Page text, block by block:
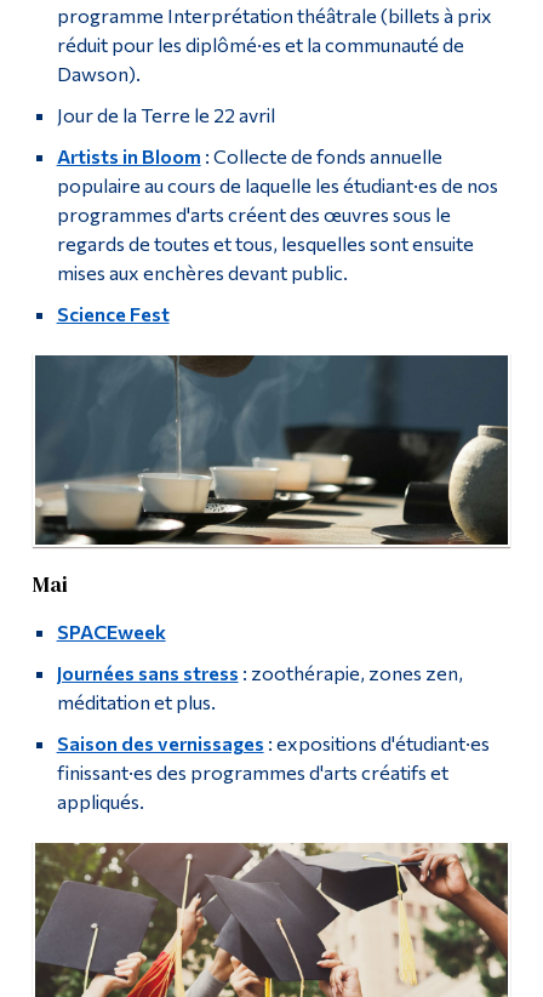
programme Interprétation théâtrale (billets à prix
réduit pour les diplômé·es et la communauté de
Dawson).
Jour de la Terre le 22 avril
Artists in Bloom : Collecte de fonds annuelle
populaire au cours de laquelle les étudiant·es de nos
programmes d'arts créent des œuvres sous le
regards de toutes et tous, lesquelles sont ensuite
mises aux enchères devant public.
Science Fest
Mai
SPACEweek
Journées sans stress : zoothérapie, zones zen,
méditation et plus.
Saison des vernissages : expositions d'étudiant·es
finissant·es des programmes d'arts créatifs et
appliqués.